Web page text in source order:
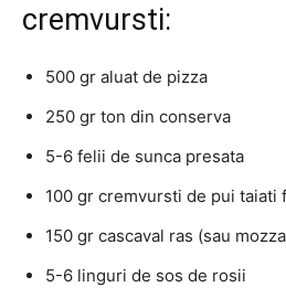
cremvursti:
500 gr aluat de pizza
250 gr ton din conserva
5-6 felii de sunca presata
100 gr cremvursti de pui taiati
150 gr cascaval ras (sau
5-6 linguri de sos de rosii